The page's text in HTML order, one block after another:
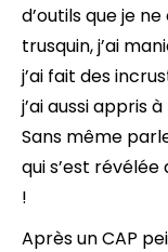
d’outils que je
trusquin, j’ai
j’ai fait des
j’ai aussi appris
Sans même
qui s’est
!
Après un CAP